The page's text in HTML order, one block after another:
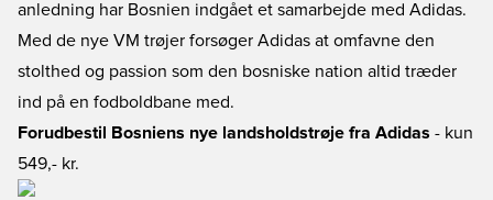
anledning har Bosnien indgået et samarbejde med Adidas.
Med de nye VM trøjer forsøger Adidas at omfavne den
stolthed og passion som den bosniske nation altid træder
ind på en fodboldbane med.
Forudbestil Bosniens nye landsholdstrøje fra Adidas - kun
549,- kr.